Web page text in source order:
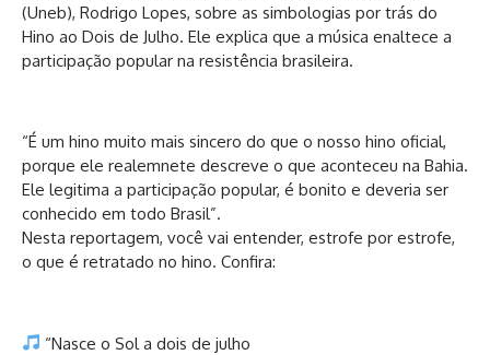
(Uneb), Rodrigo Lopes, sobre as simbologias por trás do
Hino ao Dois de Julho. Ele explica que a música enaltece a
participação popular na resistência brasileira.
“É um hino muito mais sincero do que o nosso hino oficial,
porque ele realemnete descreve o que aconteceu na Bahia.
Ele legitima a participação popular, é bonito e deveria ser
conhecido em todo Brasil”.
Nesta reportagem, você vai entender, estrofe por estrofe,
o que é retratado no hino. Confira:
“Nasce o Sol a dois de julho